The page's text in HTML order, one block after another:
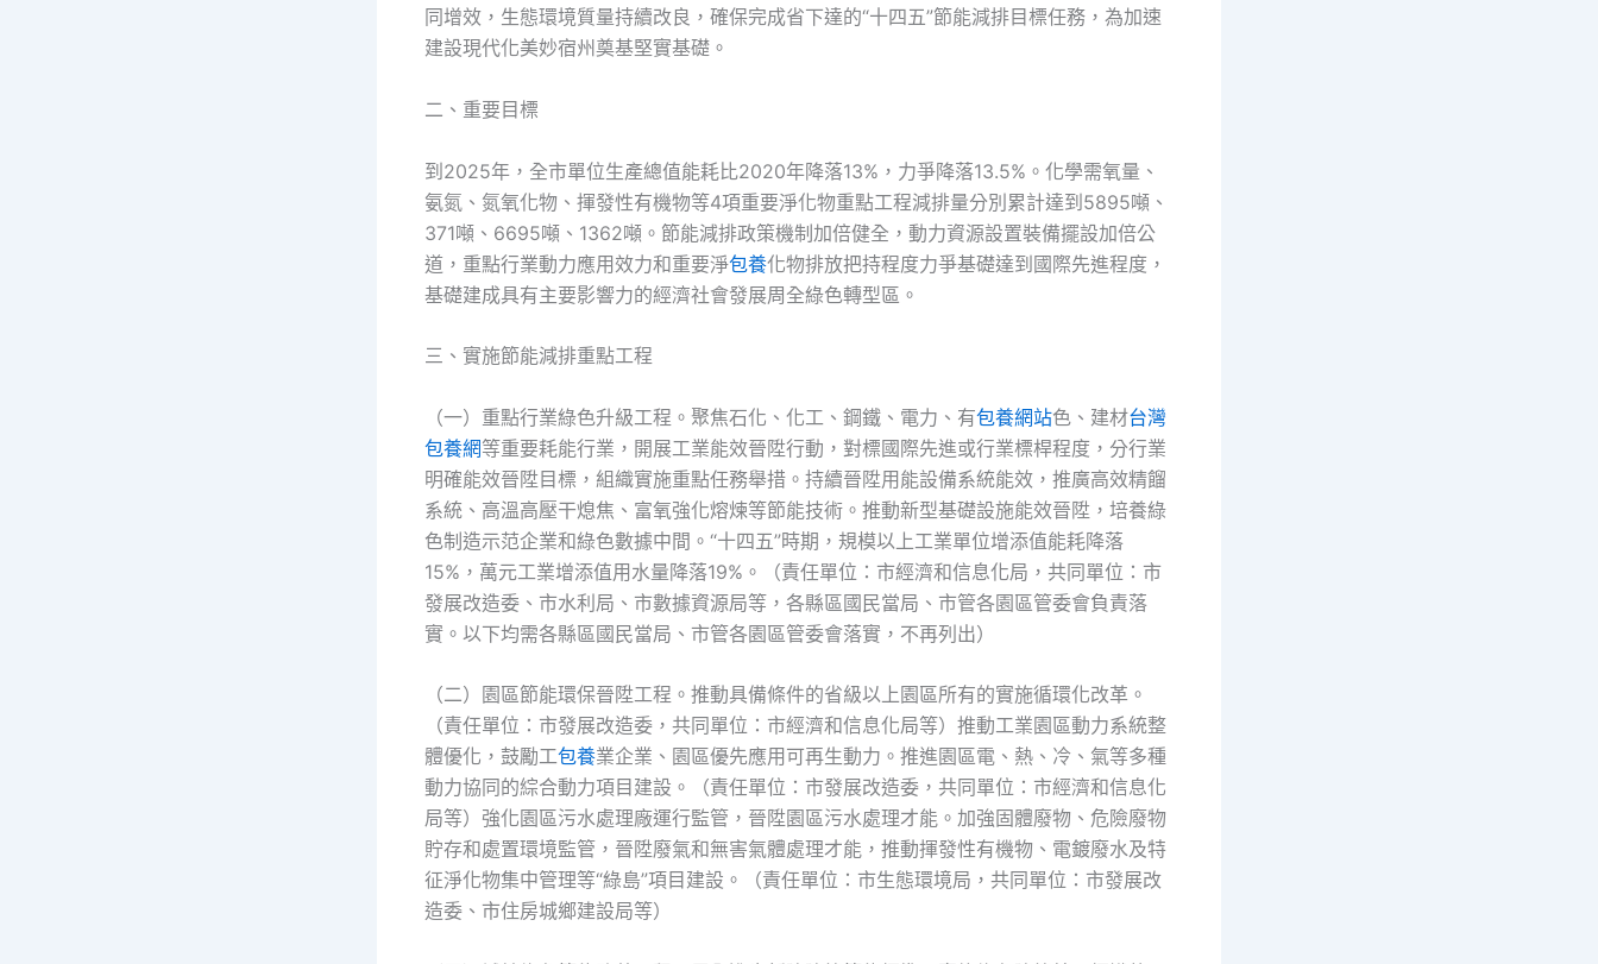
同增效，生態環境質量持續改良，確保完成省下達的“十四五”節能減排目標任務，為加速
建設現代化美妙宿州奠基堅實基礎。
二、重要目標
到2025年，全市單位生產總值能耗比2020年降落13%，力爭降落13.5%。化學需氧量、
氨氮、氮氧化物、揮發性有機物等4項重要淨化物重點工程減排量分別累計達到5895噸、
371噸、6695噸、1362噸。節能減排政策機制加倍健全，動力資源設置裝備擺設加倍公
道，重點行業動力應用效力和重要淨包養化物排放把持程度力爭基礎達到國際先進程度，
基礎建成具有主要影響力的經濟社會發展周全綠色轉型區。
三、實施節能減排重點工程
（一）重點行業綠色升級工程。聚焦石化、化工、鋼鐵、電力、有包養網站色、建材台灣
包養網等重要耗能行業，開展工業能效晉陞行動，對標國際先進或行業標桿程度，分行業
明確能效晉陞目標，組織實施重點任務舉措。持續晉陞用能設備系統能效，推廣高效精餾
系統、高溫高壓干熄焦、富氧強化熔煉等節能技術。推動新型基礎設施能效晉陞，培養綠
色制造示范企業和綠色數據中間。“十四五”時期，規模以上工業單位增添值能耗降落
15%，萬元工業增添值用水量降落19%。（責任單位：市經濟和信息化局，共同單位：市
發展改造委、市水利局、市數據資源局等，各縣區國民當局、市管各園區管委會負責落
實。以下均需各縣區國民當局、市管各園區管委會落實，不再列出）
（二）園區節能環保晉陞工程。推動具備條件的省級以上園區所有的實施循環化改革。
（責任單位：市發展改造委，共同單位：市經濟和信息化局等）推動工業園區動力系統整
體優化，鼓勵工包養業企業、園區優先應用可再生動力。推進園區電、熱、冷、氣等多種
動力協同的綜合動力項目建設。（責任單位：市發展改造委，共同單位：市經濟和信息化
局等）強化園區污水處理廠運行監管，晉陞園區污水處理才能。加強固體廢物、危險廢物
貯存和處置環境監管，晉陞廢氣和無害氣體處理才能，推動揮發性有機物、電鍍廢水及特
征淨化物集中管理等“綠島”項目建設。（責任單位：市生態環境局，共同單位：市發展改
造委、市住房城鄉建設局等）